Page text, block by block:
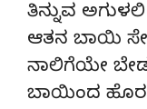
ತಿನ್ನುವ
ಆತನ ಬಾಯಿ
ನಾಲಿಗೆಯೇ
ಬಾಯಿಂದ